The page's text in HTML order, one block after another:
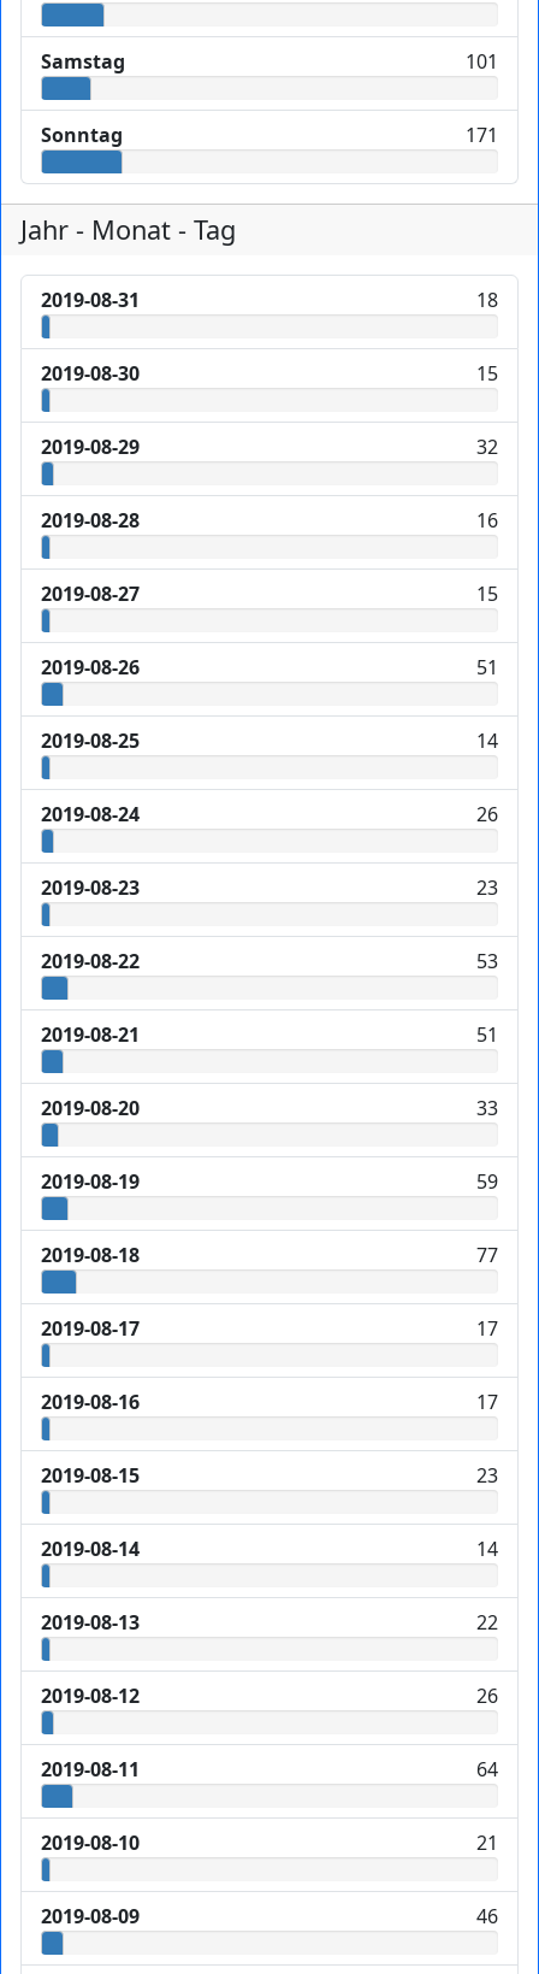
Samstag 101
Sonntag 171
Jahr - Monat - Tag
2019-08-31 18
2019-08-30 15
2019-08-29 32
2019-08-28 16
2019-08-27 15
2019-08-26 51
2019-08-25 14
2019-08-24 26
2019-08-23 23
2019-08-22 53
2019-08-21 51
2019-08-20 33
2019-08-19 59
2019-08-18 77
2019-08-17 17
2019-08-16 17
2019-08-15 23
2019-08-14 14
2019-08-13 22
2019-08-12 26
2019-08-11 64
2019-08-10 21
2019-08-09 46